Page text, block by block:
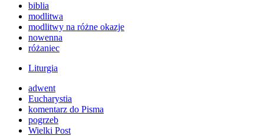
biblia
modlitwa
modlitwy na różne okazje
nowenna
różaniec
Liturgia
adwent
Eucharystia
komentarz do Pisma
pogrzeb
Wielki Post